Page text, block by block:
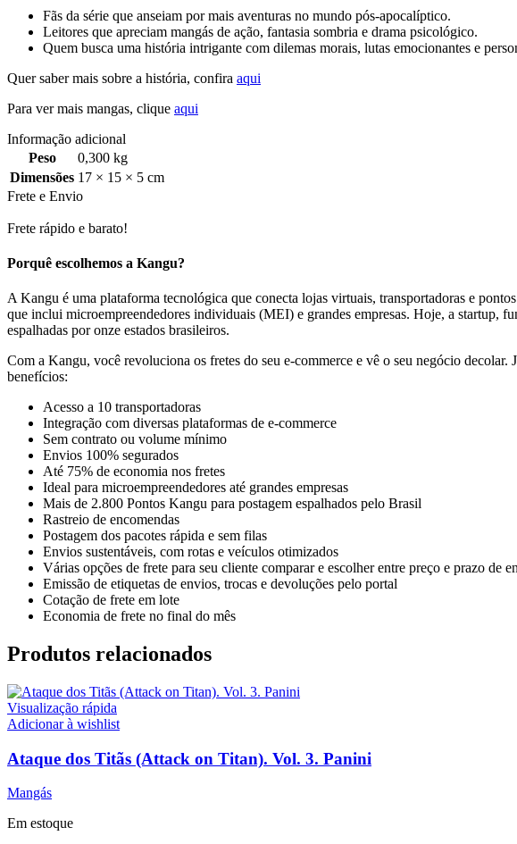
Fãs da série que anseiam por mais aventuras no mundo pós-apocalíptico.
Leitores que apreciam mangás de ação, fantasia sombria e drama psicológico.
Quem busca uma história intrigante com dilemas morais, lutas emocionantes e
Quer saber mais sobre a história, confira aqui
Para ver mais mangas, clique aqui
Informação adicional
Peso
0,300 kg
Dimensões 17 × 15 × 5 cm
Frete e Envio
Frete rápido e barato!
Porquê escolhemos a Kangu?
A Kangu é uma plataforma tecnológica que conecta lojas virtuais, transportadoras e
que inclui microempreendedores individuais (MEI) e grandes empresas. Hoje, a startup,
espalhadas por onze estados brasileiros.
Com a Kangu, você revoluciona os fretes do seu e-commerce e vê o seu negócio
benefícios:
Acesso a 10 transportadoras
Integração com diversas plataformas de e-commerce
Sem contrato ou volume mínimo
Envios 100% segurados
Até 75% de economia nos fretes
Ideal para microempreendedores até grandes empresas
Mais de 2.800 Pontos Kangu para postagem espalhados pelo Brasil
Rastreio de encomendas
Postagem dos pacotes rápida e sem filas
Envios sustentáveis, com rotas e veículos otimizados
Várias opções de frete para seu cliente comparar e escolher entre preço e prazo de
Emissão de etiquetas de envios, trocas e devoluções pelo portal
Cotação de frete em lote
Economia de frete no final do mês
Produtos relacionados
Visualização rápida
Adicionar à wishlist
Ataque dos Titãs (Attack on Titan). Vol. 3. Panini
Mangás
Em estoque